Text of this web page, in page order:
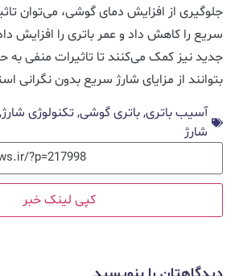
جلوگیری از افزایش دمای گوشی، می‌توان
سریع را کاهش داد و عمر باتری را افزایش
جدید نیز کمک می‌کنند تا تاثیرات منفی به
بتوانند از مزایای شارژ سریع بدون نگرانی
آسیب باتری,باتری گوشی, تکنولوژی شارژ,
شارژ
کپی لینک خبر